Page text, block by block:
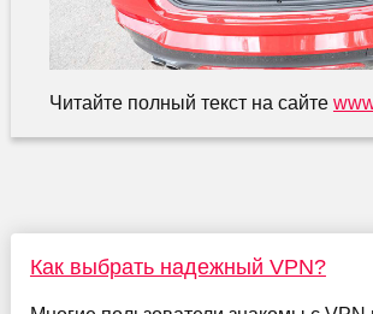
Читайте полный текст на сайте
Как выбрать надежный VPN?